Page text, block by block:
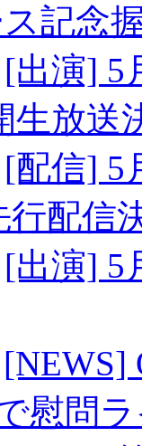
記念
[出演] 5
生放送
[配信] 5
行配信
[出演] 5
[NEWS]
慰問